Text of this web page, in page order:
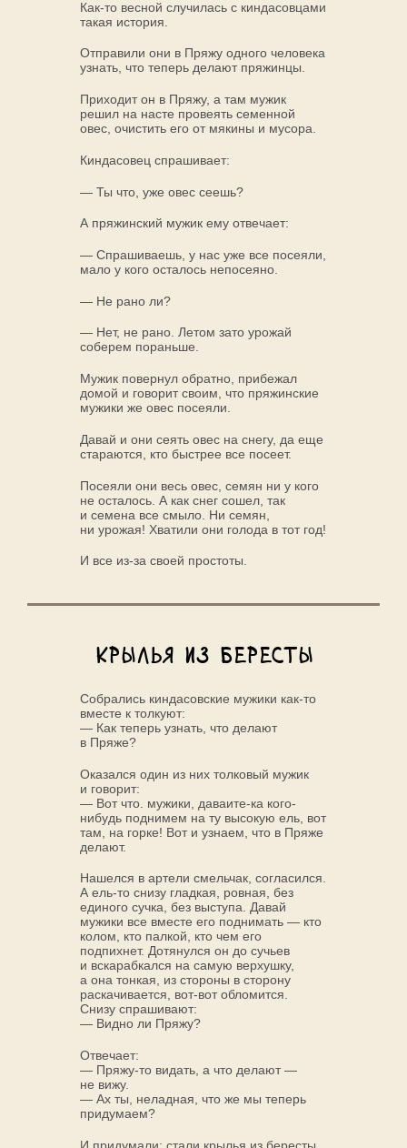
Как-то весной случилась с киндасовцами
такая история.
Отправили они в Пряжу одного человека
узнать, что теперь делают пряжинцы.
Приходит он в Пряжу, а там мужик
решил на насте провеять семенной
овес, очистить его от мякины и мусора.
Киндасовец спрашивает:
— Ты что, уже овес сеешь?
А пряжинский мужик ему отвечает:
— Спрашиваешь, у нас уже все посеяли,
мало у кого осталось непосеяно.
— Не рано ли?
— Нет, не рано. Летом зато урожай
соберем пораньше.
Мужик повернул обратно, прибежал
домой и говорит своим, что пряжинские
мужики же овес посеяли.
Давай и они сеять овес на снегу, да еще
стараются, кто быстрее все посеет.
Посеяли они весь овес, семян ни у кого
не осталось. А как снег сошел, так
и семена все смыло. Ни семян,
ни урожая! Хватили они голода в тот год!
И все из-за своей простоты.
Крылья из бересты
Собрались киндасовские мужики как-то
вместе к толкуют:
— Как теперь узнать, что делают
в Пряже?
Оказался один из них толковый мужик
и говорит:
— Вот что. мужики, даваите-ка кого-
нибудь поднимем на ту высокую ель, вот
там, на горке! Вот и узнаем, что в Пряже
делают.
Нашелся в артели смельчак, согласился.
А ель-то снизу гладкая, ровная, без
единого сучка, без выступа. Давай
мужики все вместе его поднимать — кто
колом, кто палкой, кто чем его
подпихнет. Дотянулся он до сучьев
и вскарабкался на самую верхушку,
а она тонкая, из стороны в сторону
раскачивается, вот-вот обломится.
Снизу спрашивают:
— Видно ли Пряжу?
Отвечает:
— Пряжу-то видать, а что делают —
не вижу.
— Ах ты, неладная, что же мы теперь
придумаем?